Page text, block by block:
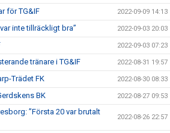
för TG&IF 2022-09-09 14:13
inte tillräckligt bra” 2022-09-03 20:03
2022-09-03 07:23
tränare i TG&IF 2022-08-31 19:57
Trädet FK 2022-08-30 08:33
BK 2022-08-27 09:53
”Första 20 var brutalt
2022-08-26 22:57